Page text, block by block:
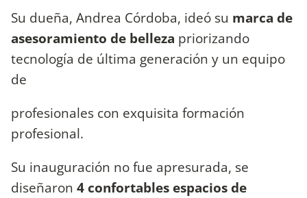
Su dueña, Andrea Córdoba, ideó su marca de
asesoramiento de belleza priorizando
tecnología de última generación y un equipo
de
profesionales con exquisita formación
profesional.
Su inauguración no fue apresurada, se
diseñaron 4 confortables espacios de